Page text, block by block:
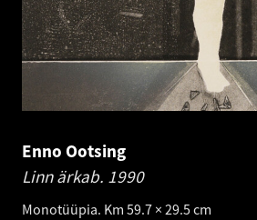
Enno Ootsing
Linn ärkab. 1990
Monotüüpia. Km 59.7 × 29.5 cm